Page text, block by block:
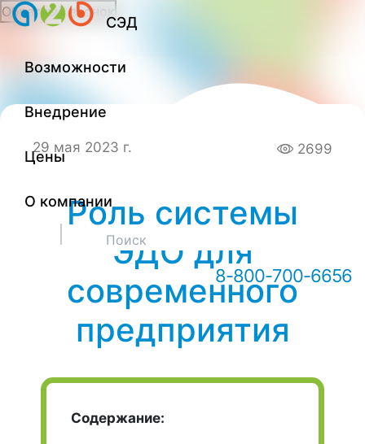
Обратный звонок
Онлайн-консультация А2Б
Здравствуйте! Мы можем вам
чем-то помочь?
СЭД
Возможности
Внедрение
Цены
О компании
8-800-700-6656
29 мая 2023 г. 2699
Роль системы
ЭДО для
современного
предприятия
Содержание: